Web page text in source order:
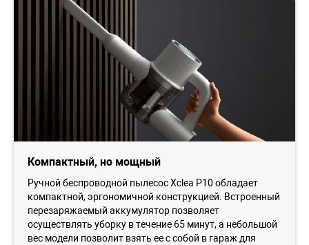
Компактный, но мощный
Ручной беспроводной пылесос Xclea P10 обладает
компактной, эргономичной конструкцией. Встроенный
перезаряжаемый аккумулятор позволяет
осуществлять уборку в течение 65 минут, а небольшой
вес модели позволит взять ее с собой в гараж для